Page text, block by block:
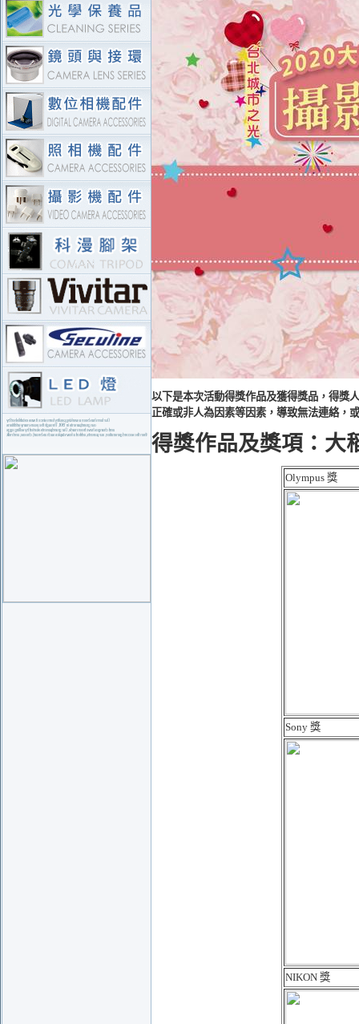
以下是本次活動得獎作品及獲得獎品，得獎
正確或非人為因素等因素，導致無法連絡，
得獎作品及獎項：大
Olympus 獎
Sony 獎
NIKON 獎